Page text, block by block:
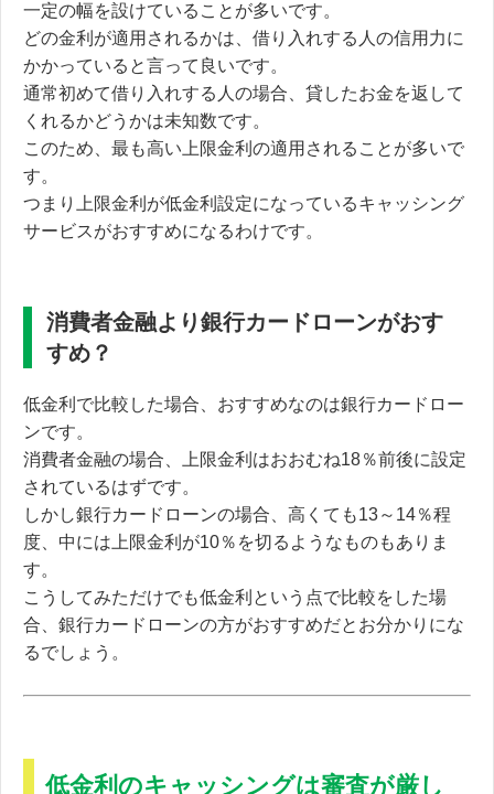
一定の幅を設けていることが多いです。
どの金利が適用されるかは、借り入れする人の信用力に
かかっていると言って良いです。
通常初めて借り入れする人の場合、貸したお金を返して
くれるかどうかは未知数です。
このため、最も高い上限金利の適用されることが多いで
す。
つまり上限金利が低金利設定になっているキャッシング
サービスがおすすめになるわけです。
消費者金融より銀行カードローンがおす
すめ？
低金利で比較した場合、おすすめなのは銀行カードロー
ンです。
消費者金融の場合、上限金利はおおむね18％前後に設定
されているはずです。
しかし銀行カードローンの場合、高くても13～14％程
度、 中には上限金利が10％を切るようなものもありま
す。
こうしてみただけでも低金利という点で比較をした場
合、銀行カードローンの方がおすすめだとお分かりにな
るでしょう。
低金利のキャッシングは審査が厳し